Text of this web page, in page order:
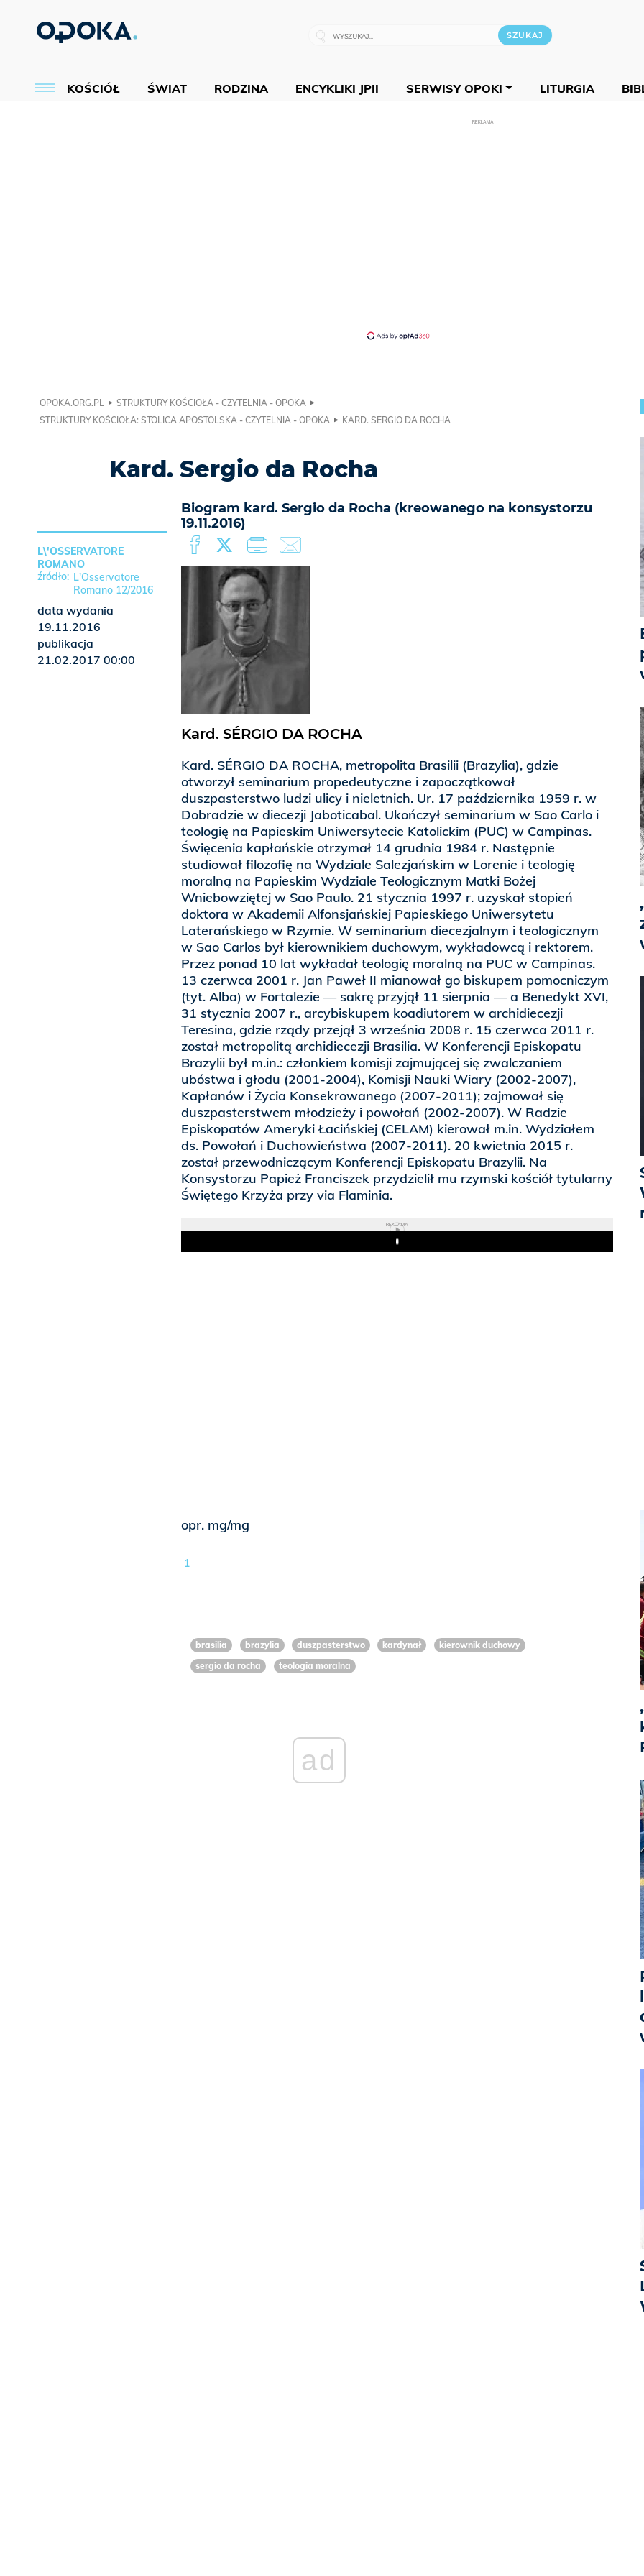
KOŚCIÓŁ ŚWIAT RODZINA ENCYKLIKI JPII SERWISY OPOKI LITURGIA
REKLAMA
OPOKA.ORG.PL
STRUKTURY KOŚCIOŁA - CZYTELNIA - OPOKA
STRUKTURY KOŚCIOŁA: STOLICA APOSTOLSKA - CZYTELNIA - OPOKA
KARD. SERGIO DA ROCHA
Kard. Sergio da Rocha
Biogram kard. Sergio da Rocha (kreowanego na konsystorzu
19.11.2016)
Kard. SÉRGIO DA ROCHA
Kard. SÉRGIO DA ROCHA, metropolita Brasilii (Brazylia), gdzie
otworzył seminarium propedeutyczne i zapoczątkował
duszpasterstwo ludzi ulicy i nieletnich. Ur. 17 października 1959 r. w
Dobradzie w diecezji Jaboticabal. Ukończył seminarium w Sao Carlo i
teologię na Papieskim Uniwersytecie Katolickim (PUC) w Campinas.
Święcenia kapłańskie otrzymał 14 grudnia 1984 r. Następnie
studiował filozofię na Wydziale Salezjańskim w Lorenie i teologię
moralną na Papieskim Wydziale Teologicznym Matki Bożej
Wniebowziętej w Sao Paulo. 21 stycznia 1997 r. uzyskał stopień
doktora w Akademii Alfonsjańskiej Papieskiego Uniwersytetu
Laterańskiego w Rzymie. W seminarium diecezjalnym i teologicznym
w Sao Carlos był kierownikiem duchowym, wykładowcą i rektorem.
Przez ponad 10 lat wykładał teologię moralną na PUC w Campinas.
13 czerwca 2001 r. Jan Paweł II mianował go biskupem pomocniczym
(tyt. Alba) w Fortalezie — sakrę przyjął 11 sierpnia — a Benedykt XVI,
31 stycznia 2007 r., arcybiskupem koadiutorem w archidiecezji
Teresina, gdzie rządy przejął 3 września 2008 r. 15 czerwca 2011 r.
został metropolitą archidiecezji Brasilia. W Konferencji Episkopatu
Brazylii był m.in.: członkiem komisji zajmującej się zwalczaniem
ubóstwa i głodu (2001-2004), Komisji Nauki Wiary (2002-2007),
Kapłanów i Życia Konsekrowanego (2007-2011); zajmował się
duszpasterstwem młodzieży i powołań (2002-2007). W Radzie
Episkopatów Ameryki Łacińskiej (CELAM) kierował m.in. Wydziałem
ds. Powołań i Duchowieństwa (2007-2011). 20 kwietnia 2015 r.
został przewodniczącym Konferencji Episkopatu Brazylii. Na
Konsystorzu Papież Franciszek przydzielił mu rzymski kościół tytularny
Świętego Krzyża przy via Flaminia.
REKLAMA
Play
opr. mg/mg
1
L\'OSSERVATORE
ROMANO
L'Osservatore
Romano 12/2016
data wydania
19.11.2016
publikacja
21.02.2017 00:00
brasilia brazylia duszpasterstwo kardynał
kierownik duchowy
sergio da rocha
teologia moralna
ad